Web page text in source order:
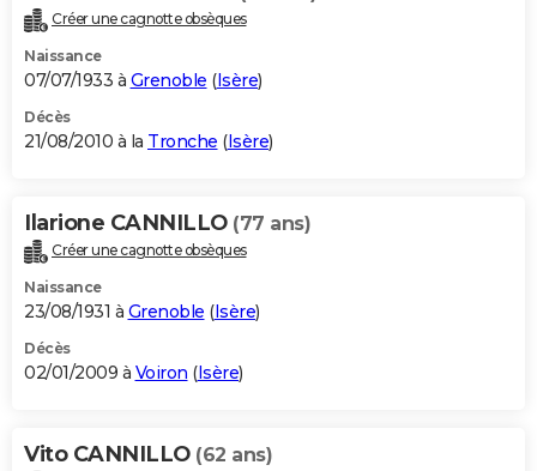
Créer une cagnotte obsèques
Naissance
07/07/1933 à Grenoble (Isère)
Décès
21/08/2010 à la Tronche (Isère)
Ilarione CANNILLO (77 ans)
Créer une cagnotte obsèques
Naissance
23/08/1931 à Grenoble (Isère)
Décès
02/01/2009 à Voiron (Isère)
Vito CANNILLO (62 ans)